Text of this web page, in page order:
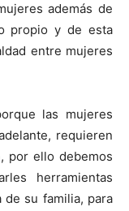
además de
propio y de esta
entre mujeres
las mujeres
requieren
por ello debemos
herramientas
de su familia, para